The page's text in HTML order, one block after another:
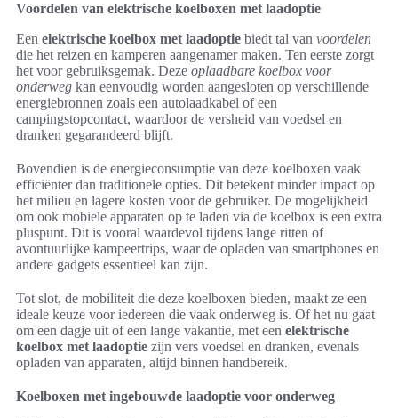
Voordelen van elektrische koelboxen met laadoptie
Een elektrische koelbox met laadoptie biedt tal van voordelen
die het reizen en kamperen aangenamer maken. Ten eerste zorgt
het voor gebruiksgemak. Deze oplaadbare koelbox voor
onderweg kan eenvoudig worden aangesloten op verschillende
energiebronnen zoals een autolaadkabel of een
campingstopcontact, waardoor de versheid van voedsel en
dranken gegarandeerd blijft.
Bovendien is de energieconsumptie van deze koelboxen vaak
efficiënter dan traditionele opties. Dit betekent minder impact op
het milieu en lagere kosten voor de gebruiker. De mogelijkheid
om ook mobiele apparaten op te laden via de koelbox is een extra
pluspunt. Dit is vooral waardevol tijdens lange ritten of
avontuurlijke kampeertrips, waar de opladen van smartphones en
andere gadgets essentieel kan zijn.
Tot slot, de mobiliteit die deze koelboxen bieden, maakt ze een
ideale keuze voor iedereen die vaak onderweg is. Of het nu gaat
om een dagje uit of een lange vakantie, met een elektrische
koelbox met laadoptie zijn vers voedsel en dranken, evenals
opladen van apparaten, altijd binnen handbereik.
Koelboxen met ingebouwde laadoptie voor onderweg